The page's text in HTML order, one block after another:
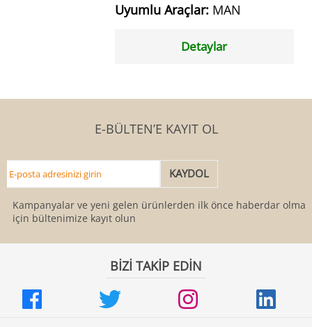
Uyumlu Araçlar: MAN
Detaylar
E-BÜLTEN’E KAYIT OL
Kampanyalar ve yeni gelen ürünlerden ilk önce haberdar olmak
için bültenimize kayıt olun
BİZİ TAKİP EDİN